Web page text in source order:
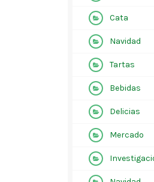
Cata
Navidad
Tartas
Bebidas
Delicias
Mercado